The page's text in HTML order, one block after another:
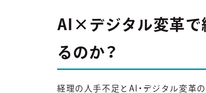
AI×デジタル変革で
るのか？
経理の人手不足とAI・デジタル変革